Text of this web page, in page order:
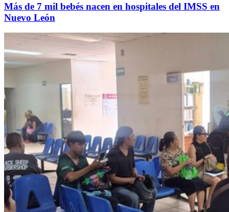
Más de 7 mil bebés nacen en hospitales del IMSS en
Nuevo León